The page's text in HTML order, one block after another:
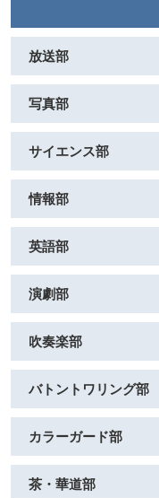
放送部
写真部
サイエンス部
情報部
英語部
演劇部
吹奏楽部
バトントワリング部
カラーガード部
茶・華道部